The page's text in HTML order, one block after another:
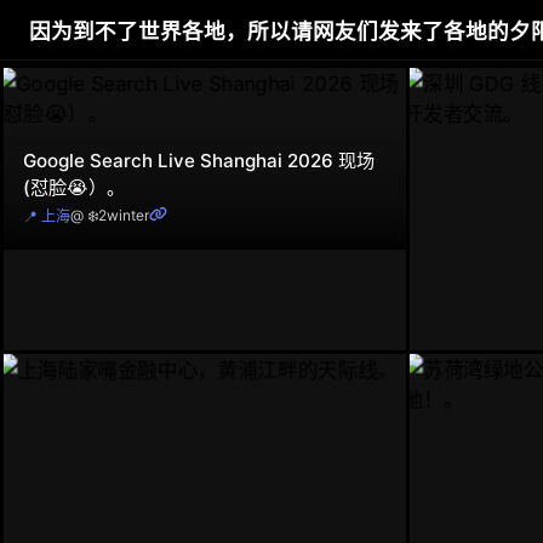
因为到不了世界各地，所以请网友们发来了各地的夕
Google Search Live Shanghai 2026 现场
(怼脸😭）。
📍 上海@ ❄️2winter